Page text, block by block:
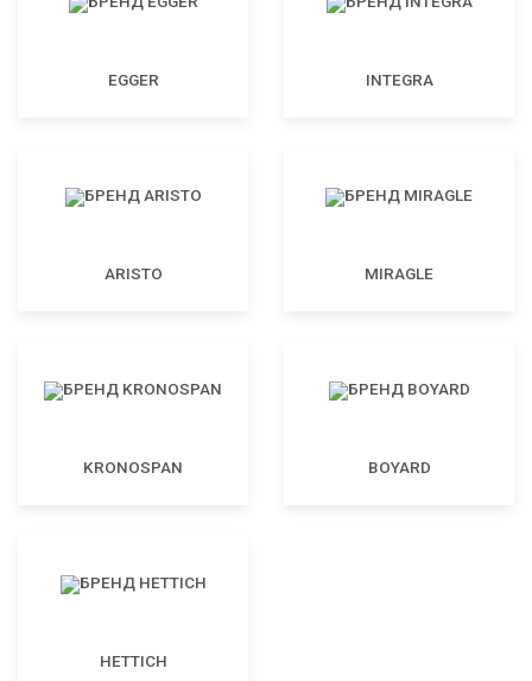
EGGER INTEGRA
ARISTO MIRAGLE
KRONOSPAN BOYARD
HETTICH